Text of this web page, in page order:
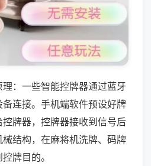
：一些智能控牌器通过蓝牙
连接。手机端软件预设好牌
牌器，控牌器接收到信号后
结构，在麻将机洗牌、码牌
牌目的。